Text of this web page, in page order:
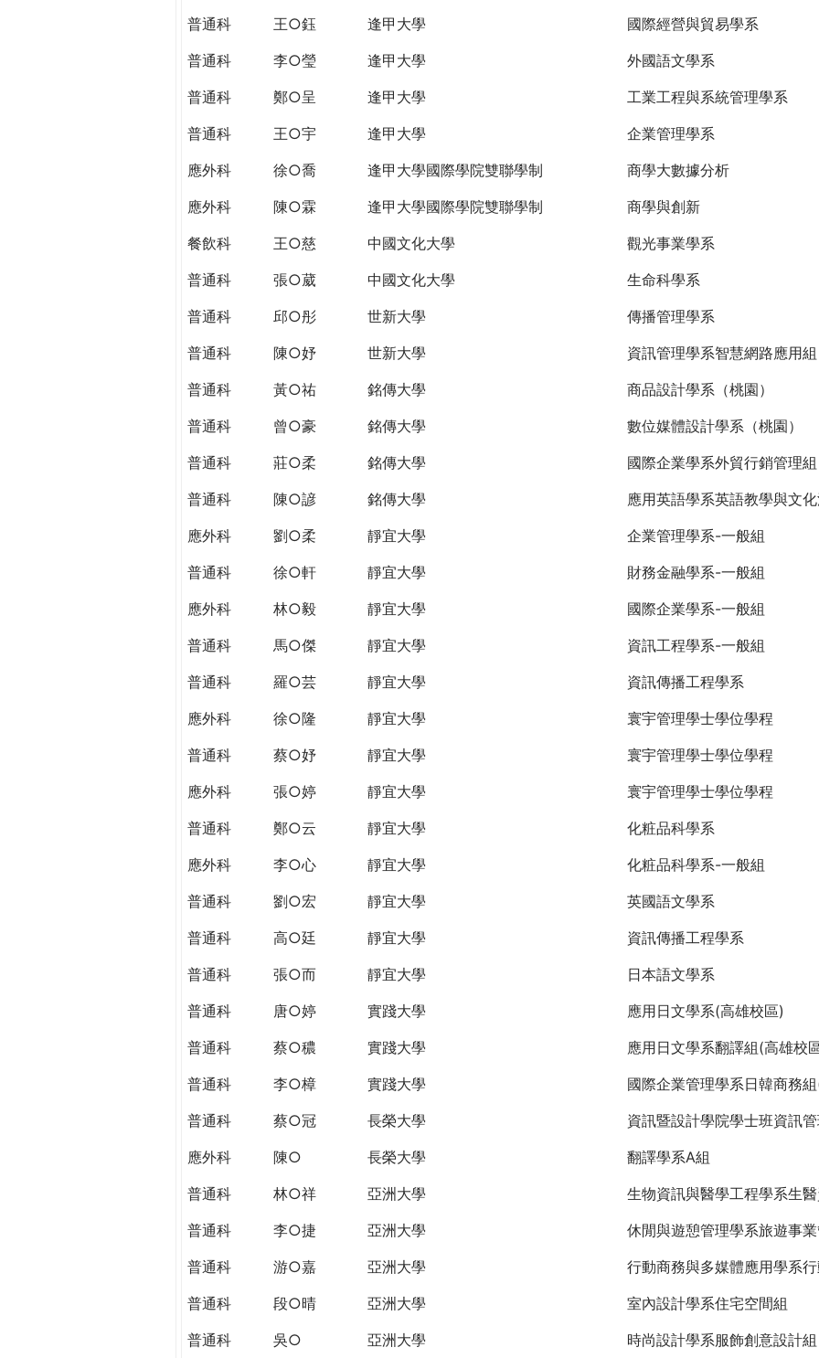
普通科
王○鈺 逢甲大學
國際經營與貿易學系
普通科
李○瑩 逢甲大學
外國語文學系
普通科
鄭○呈 逢甲大學
工業工程與系統管理學系
普通科
王○宇 逢甲大學
企業管理學系
應外科
徐○喬 逢甲大學國際學院雙聯學制
商學大數據分析
應外科
陳○霖 逢甲大學國際學院雙聯學制
商學與創新
餐飲科
王○慈 中國文化大學
觀光事業學系
普通科
張○葳 中國文化大學
生命科學系
普通科
邱○彤 世新大學
傳播管理學系
普通科
陳○妤 世新大學
資訊管理學系智慧網路應用組
普通科
黃○祐 銘傳大學
商品設計學系（桃園）
普通科
曾○豪 銘傳大學
數位媒體設計學系（桃園）
普通科
莊○柔 銘傳大學
國際企業學系外貿行銷管理
普通科
陳○諺 銘傳大學
應用英語學系英語教學與文
應外科
劉○柔 靜宜大學
企業管理學系-一般組
普通科
徐○軒 靜宜大學
財務金融學系-一般組
應外科
林○毅 靜宜大學
國際企業學系-一般組
普通科
馬○傑 靜宜大學
資訊工程學系-一般組
普通科
羅○芸 靜宜大學
資訊傳播工程學系
應外科
徐○隆 靜宜大學
寰宇管理學士學位學程
普通科
蔡○妤 靜宜大學
寰宇管理學士學位學程
應外科
張○婷 靜宜大學
寰宇管理學士學位學程
普通科
鄭○云 靜宜大學
化粧品科學系
應外科
李○心 靜宜大學
化粧品科學系-一般組
普通科
劉○宏 靜宜大學
英國語文學系
普通科
高○廷 靜宜大學
資訊傳播工程學系
普通科
張○而 靜宜大學
日本語文學系
普通科
唐○婷 實踐大學
應用日文學系(高雄校區)
普通科
蔡○穠 實踐大學
應用日文學系翻譯組(高雄校
普通科
李○樟 實踐大學
國際企業管理學系日韓商務
普通科
蔡○冠 長榮大學
資訊暨設計學院學士班資訊
應外科
陳○ 長榮大學
翻譯學系A組
普通科
林○祥 亞洲大學
生物資訊與醫學工程學系生
普通科
李○捷 亞洲大學
休閒與遊憩管理學系旅遊事
普通科
游○嘉 亞洲大學
行動商務與多媒體應用學系
普通科
段○晴 亞洲大學
室內設計學系住宅空間組
普通科
吳○ 亞洲大學 時尚設計學系服飾創意設計組